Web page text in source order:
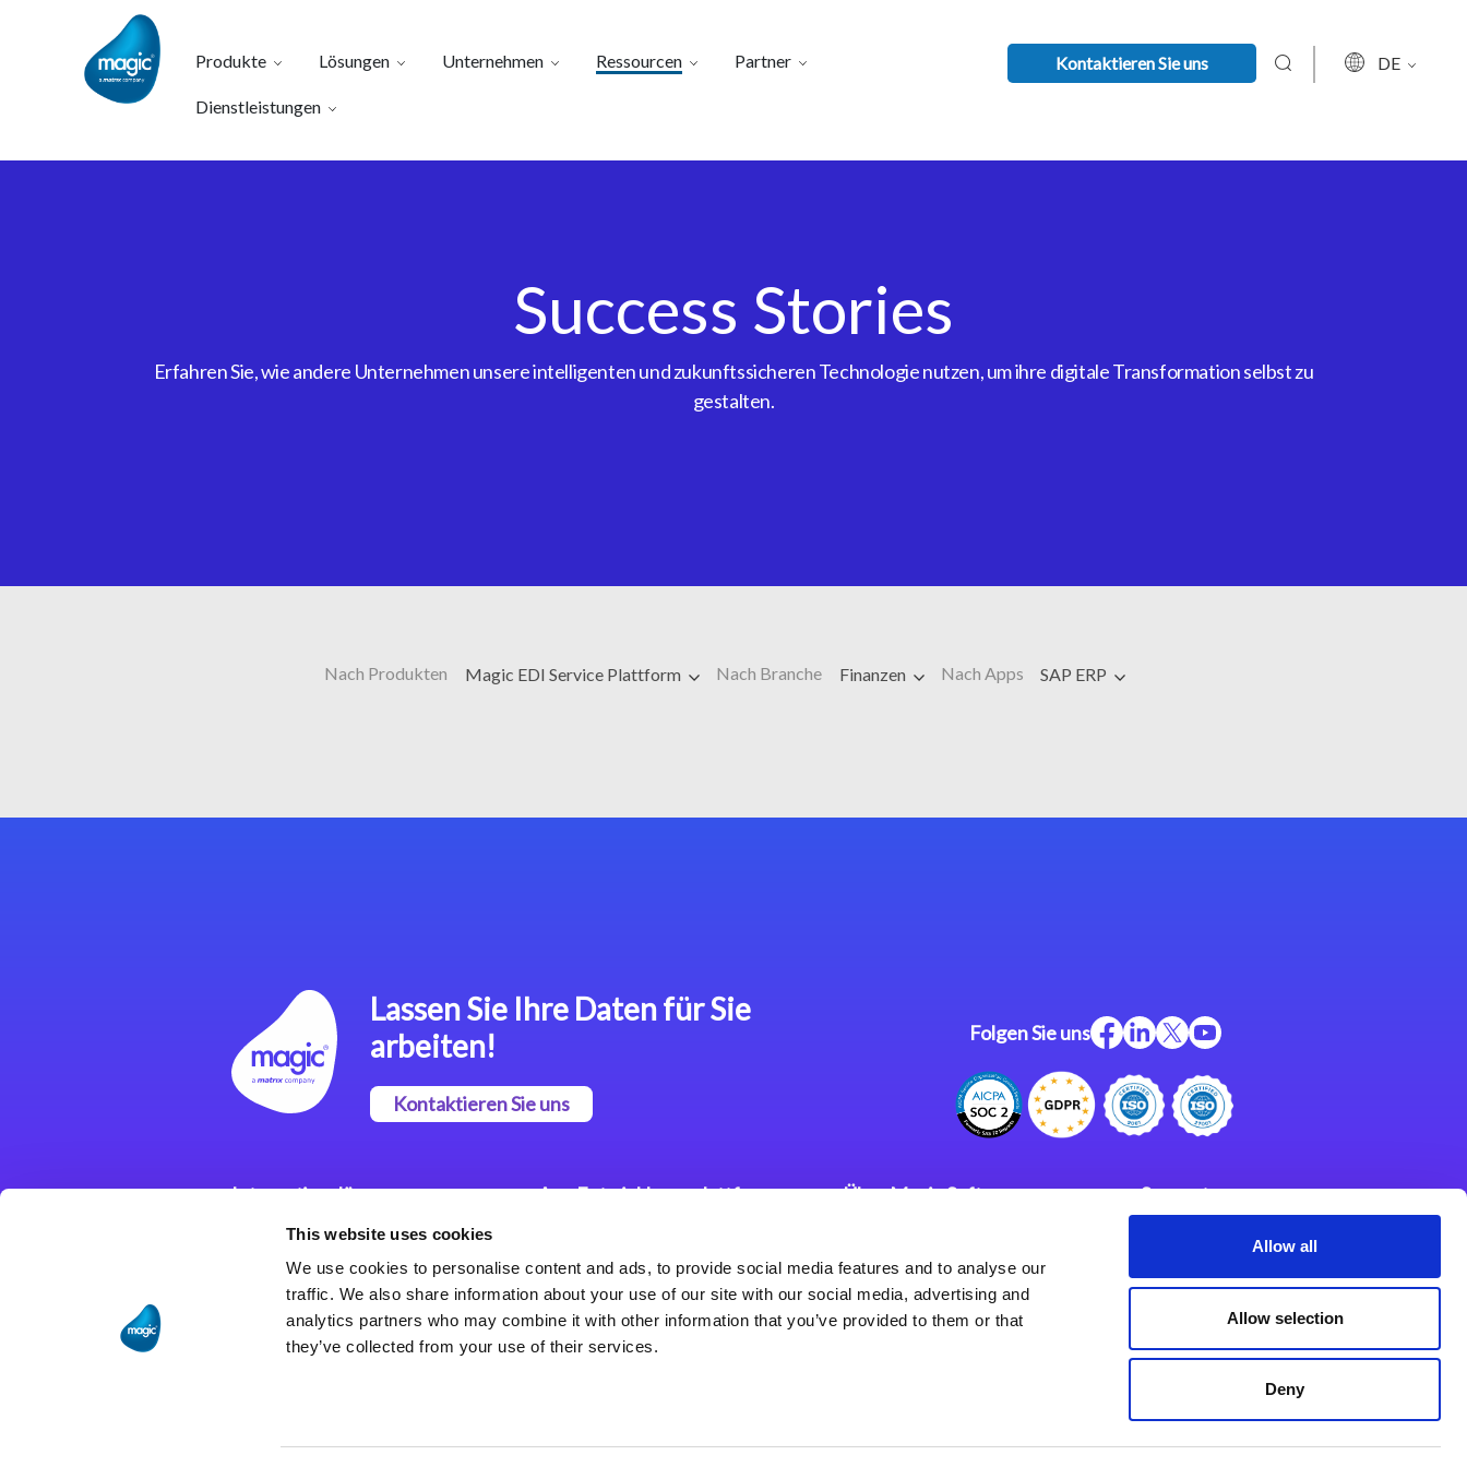
This website uses cookies
We use cookies to personalise content and ads, to provide social media features and to analyse our
traffic. We also share information about your use of our site with our social media, advertising and
analytics partners who may combine it with other information that you’ve provided to them or that
they’ve collected from your use of their services.
Allow all
Allow selection
Deny
Produkte Lösungen Unternehmen Ressourcen Partner
Dienstleistungen
Kontaktieren Sie uns DE
Success Stories
Erfahren Sie, wie andere Unternehmen unsere intelligenten und zukunftssicheren Technologie nutzen, um ihre digitale Transformation selbst zu
gestalten.
Nach Produkten Magic EDI Service Plattform Nach Branche Finanzen Nach Apps SAP ERP
Lassen Sie Ihre Daten für Sie
arbeiten!
Kontaktieren Sie uns
Folgen Sie uns
Integrationslösungen
Magic xpi
Integrationsplattform
App Entwicklungsplattform
Plattform
Magic xpa Web Application
Framework
Über Magic Software
Karriere
Datenschutzerklärung
Weltweite Niederlassungen
Support
Impressum